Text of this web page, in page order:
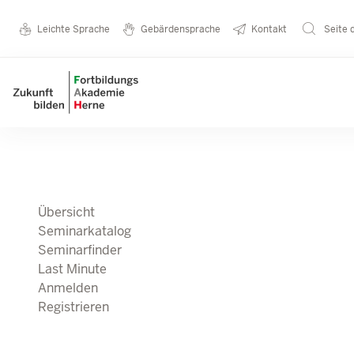
Metanavigation
Leichte Sprache Gebärdensprache Kontakt Seite
Übersicht
Seminarkatalog
Seminarfinder
Last Minute
Anmelden
Registrieren